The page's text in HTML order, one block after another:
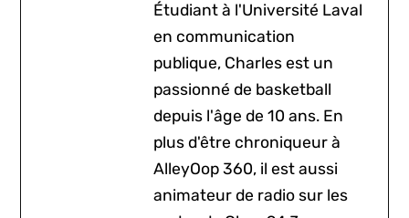
Étudiant à l'Université Laval
en communication
publique, Charles est un
passionné de basketball
depuis l'âge de 10 ans. En
plus d'être chroniqueur à
AlleyOop 360, il est aussi
animateur de radio sur les